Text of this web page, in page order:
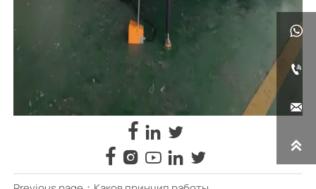
  
    



